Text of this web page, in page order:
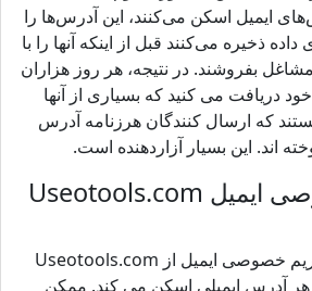
ایمیل اسکن می‌کنند، این آدرس‌ها را
ذخیره می‌کنند قبل از اینکه آنها را با
بفروشند. در نتیجه، هر روز هزاران
دریافت می کنید که بسیاری از آنها
که ارسال کنندگان هرزنامه آدرس
اند. این بسیار آزاردهنده است.
ابزار حریم خصوصی ایمیل Useotools.com
تنها با یک کلیک، ابزار حریم خصوصی ایمیل از Useotools.com
آدرس ایمیلی اسکن می کند. ممکن